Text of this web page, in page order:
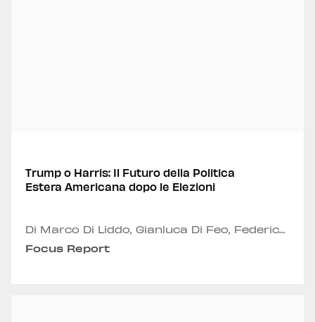
Trump o Harris: Il Futuro della Politica
Estera Americana dopo le Elezioni
Di Marco Di Liddo, Gianluca Di Feo, Federico
Tiziano Marino e Alexandru Fordea
Focus Report